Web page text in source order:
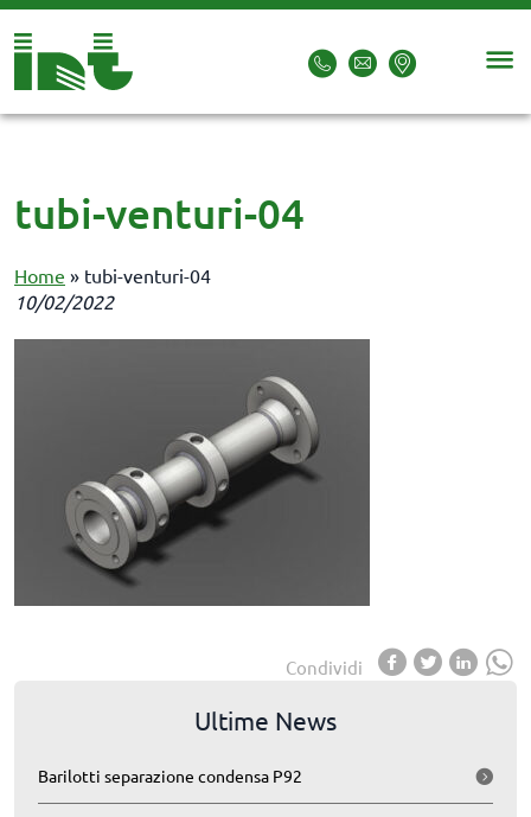
tubi-venturi-04
Home » tubi-venturi-04
10/02/2022
Condividi
Ultime News
Barilotti separazione condensa P92